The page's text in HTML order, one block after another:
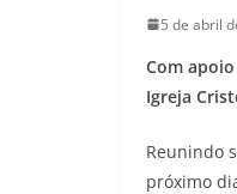
5 de abril
Com
Igreja
Reunindo
próximo